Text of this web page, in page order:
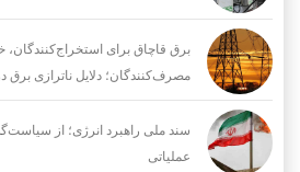
برق قاچاق برای استخراج‌کنندگان،
مصرف‌کنندگان؛ دلایل ناترازی برق در
سند ملی راهبرد انرژی؛ از
عملیاتی